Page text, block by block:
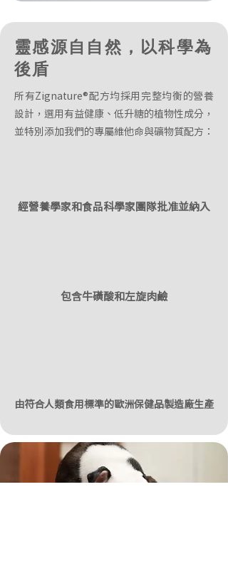
靈感源自自然，以科學為
後盾
所有Zignature®配方均採用完整均衡的營養
設計，選用有益健康、低升糖的植物性成分，
並特別添加我們的專屬維他命與礦物質配方：
經營養學家和食品科學家團隊批准並納入
包含牛磺酸和左旋肉鹼
由符合人類食用標準的歐洲保健品製造廠生產